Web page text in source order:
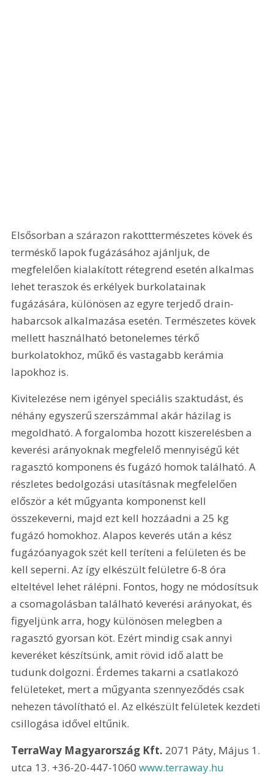
Elsősorban a szárazon rakotttermészetes kövek és
terméskő lapok fugázásához ajánljuk, de
megfelelően kialakított rétegrend esetén alkalmas
lehet teraszok és erkélyek burkolatainak
fugázására, különösen az egyre terjedő drain-
habarcsok alkalmazása esetén. Természetes kövek
mellett használható betonelemes térkő
burkolatokhoz, műkő és vastagabb kerámia
lapokhoz is.
Kivitelezése nem igényel speciális szaktudást, és
néhány egyszerű szerszámmal akár házilag is
megoldható. A forgalomba hozott kiszerelésben a
keverési arányoknak megfelelő mennyiségű két
ragasztó komponens és fugázó homok található. A
részletes bedolgozási utasításnak megfelelően
először a két műgyanta komponenst kell
összekeverni, majd ezt kell hozzáadni a 25 kg
fugázó homokhoz. Alapos keverés után a kész
fugázóanyagok szét kell teríteni a felületen és be
kell seperni. Az így elkészült felületre 6-8 óra
elteltével lehet rálépni. Fontos, hogy ne módosítsuk
a csomagolásban található keverési arányokat, és
figyeljünk arra, hogy különösen melegben a
ragasztó gyorsan köt. Ezért mindig csak annyi
keveréket készítsünk, amit rövid idő alatt be
tudunk dolgozni. Érdemes takarni a csatlakozó
felületeket, mert a műgyanta szennyeződés csak
nehezen távolítható el. Az elkészült felületek kezdeti
csillogása idővel eltűnik.
TerraWay Magyarország Kft. 2071 Páty, Május 1.
utca 13. +36-20-447-1060 www.terraway.hu